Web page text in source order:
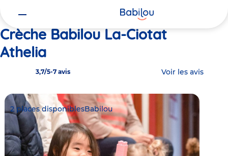
Crèche Babilou La-Ciotat
Athelia
3,7/5-7 avis Voir les avis
2 places disponiblesBabilou